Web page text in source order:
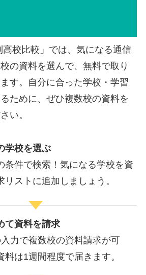
高校比較」では、気になる通信
の資料を選んで、無料で取り
す。自分に合った学校・学習
ために、ぜひ複数校の資料を
い。
学校を選ぶ
条件で検索！気になる学校を資
リストに追加しましょう。
て資料を請求
力で複数校の資料請求が可
料は1週間程度で届きます。